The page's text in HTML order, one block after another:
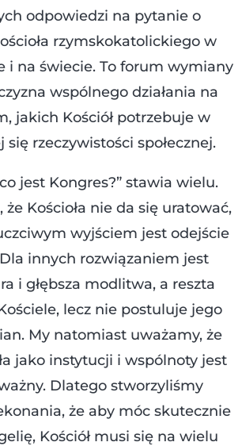
odpowiedzi na pytanie o
rzymskokatolickiego w
i na świecie. To forum wymiany
wspólnego działania na
jakich Kościół potrzebuje w
rzeczywistości społecznej.
jest Kongres?” stawia wielu.
Kościoła nie da się uratować,
wyjściem jest odejście
Dla innych rozwiązaniem jest
i głębsza modlitwa, a reszta
lecz nie postuluje jego
My natomiast uważamy, że
jako instytucji i wspólnoty jest
Dlatego stworzyliśmy
że aby móc skutecznie
Kościół musi się na wielu